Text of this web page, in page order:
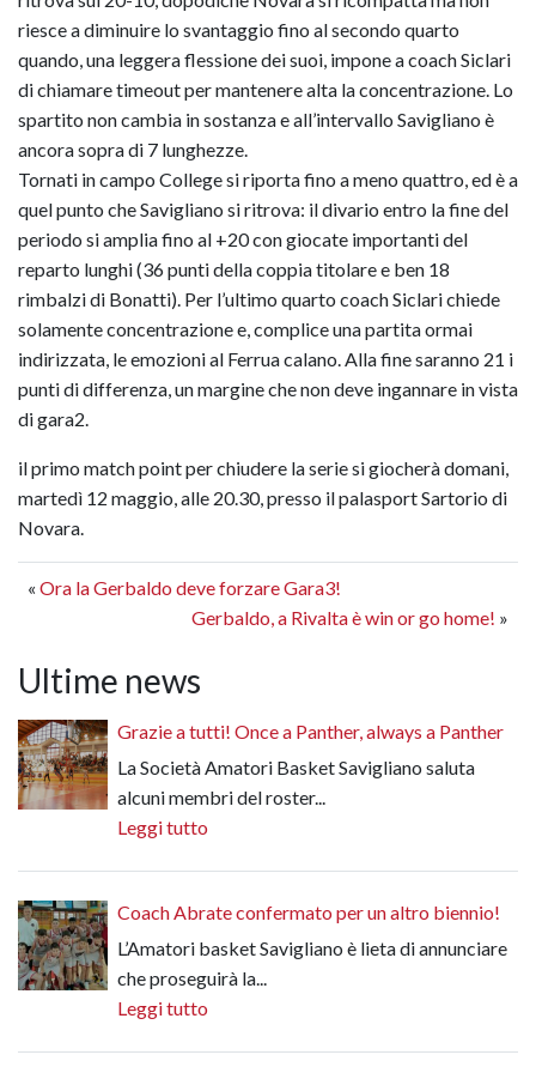
riesce a diminuire lo svantaggio fino al secondo quarto
quando, una leggera flessione dei suoi, impone a coach Siclari
di chiamare timeout per mantenere alta la concentrazione. Lo
spartito non cambia in sostanza e all’intervallo Savigliano è
ancora sopra di 7 lunghezze.
Tornati in campo College si riporta fino a meno quattro, ed è a
quel punto che Savigliano si ritrova: il divario entro la fine del
periodo si amplia fino al +20 con giocate importanti del
reparto lunghi (36 punti della coppia titolare e ben 18
rimbalzi di Bonatti). Per l’ultimo quarto coach Siclari chiede
solamente concentrazione e, complice una partita ormai
indirizzata, le emozioni al Ferrua calano. Alla fine saranno 21 i
punti di differenza, un margine che non deve ingannare in vista
di gara2.
il primo match point per chiudere la serie si giocherà domani,
martedì 12 maggio, alle 20.30, presso il palasport Sartorio di
Novara.
« Ora la Gerbaldo deve forzare Gara3!
Gerbaldo, a Rivalta è win or go home! »
Ultime news
Grazie a tutti! Once a Panther, always a Panther
La Società Amatori Basket Savigliano saluta
alcuni membri del roster...
Leggi tutto
Coach Abrate confermato per un altro biennio!
L’Amatori basket Savigliano è lieta di annunciare
che proseguirà la...
Leggi tutto